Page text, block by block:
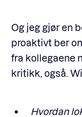
Og jeg gjør en
proaktivt ber
fra kollegaene
kritikk, også.
Hvordan